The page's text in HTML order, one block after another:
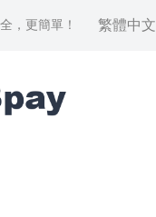
，更簡單！ 繁體中文